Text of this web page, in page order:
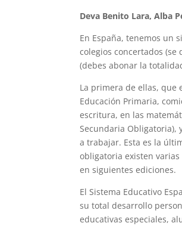
Deva Benito Lara, Alba
En España, tenemos un
colegios concertados
(debes abonar la
La primera de ellas, que
Educación Primaria,
escritura, en las
Secundaria Obligatoria),
a trabajar. Esta es la
obligatoria existen
en siguientes ediciones.
El Sistema Educativo
su total desarrollo
educativas especiales,